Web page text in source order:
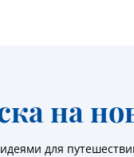
на
для